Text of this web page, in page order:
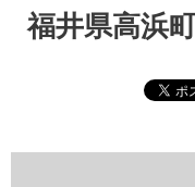
福井県高浜